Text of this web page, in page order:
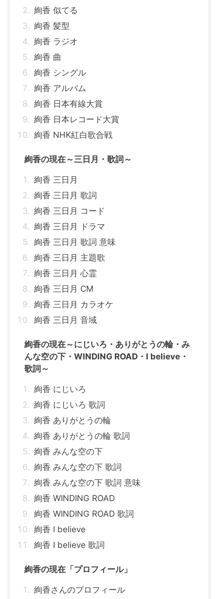
絢香 似てる
絢香 髪型
絢香 ラジオ
絢香 曲
絢香 シングル
絢香 アルバム
絢香 日本有線大賞
絢香 日本レコード大賞
絢香 NHK紅白歌合戦
絢香の現在～三日月・歌詞～
絢香 三日月
絢香 三日月 歌詞
絢香 三日月 コード
絢香 三日月 ドラマ
絢香 三日月 歌詞 意味
絢香 三日月 主題歌
絢香 三日月 心霊
絢香 三日月 CM
絢香 三日月 カラオケ
絢香 三日月 音域
絢香の現在～にじいろ・ありがとうの輪・み
んな空の下・WINDING ROAD・I believe・
歌詞～
絢香 にじいろ
絢香 にじいろ 歌詞
絢香 ありがとうの輪
絢香 ありがとうの輪 歌詞
絢香 みんな空の下
絢香 みんな空の下 歌詞
絢香 みんな空の下 歌詞 意味
絢香 WINDING ROAD
絢香 WINDING ROAD 歌詞
絢香 I believe
絢香 I believe 歌詞
絢香の現在「プロフィール」
絢香さんのプロフィール